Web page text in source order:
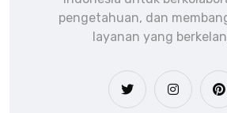
pengetahuan, dan
layanan yang